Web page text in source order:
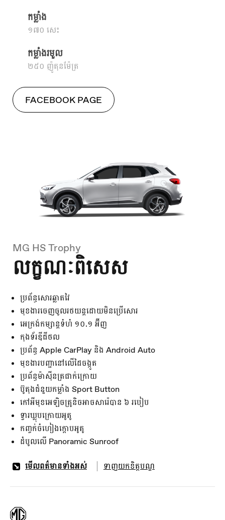
កម្លាំង
១៧០ សេះ
កម្លាំងរមួល
២៥០ ញ៉ូតុនម៉ែត្រ
FACEBOOK PAGE
MG HS Trophy
លក្ខណៈពិសេស
ប្រព័ន្ធសោរឆ្លាតវៃ
មុខងារចេញចូលរថយន្តដោយមិនប្រើសោរ
អេក្រង់កម្សាន្តទំហំ ១០.១ អ៊ីញ
កុងទ័រឌីជីថល
ប្រព័ន្ធ Apple CarPlay និង Android Auto
មុខងារបញ្ផានៅលើដៃចង្កូត
ប្រព័ន្ធម៉ាស៊ីនត្រជាក់ក្រោយ
ប៊ូតុងជំនួយកម្លាំង​ Sport Button
កៅអីមុខអេឡិចត្រូនិចអាចសារ៉េបាន ៦ របៀប
ទ្វារឃ្លុបក្រោយអូតូ
កញ្ចក់ចំហៀងក្តោបអូតូ
ដំបូលលើ Panoramic Sunroof
មើលពត៌មានទាំងអស់ ទាញយកខិត្តបណ្ឌ